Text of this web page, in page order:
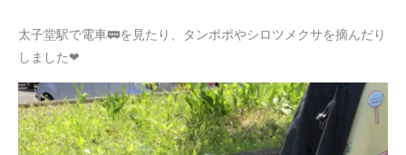
太子堂駅で電車🚃を見たり、タンポポやシロツメクサを摘んだり
しました❤